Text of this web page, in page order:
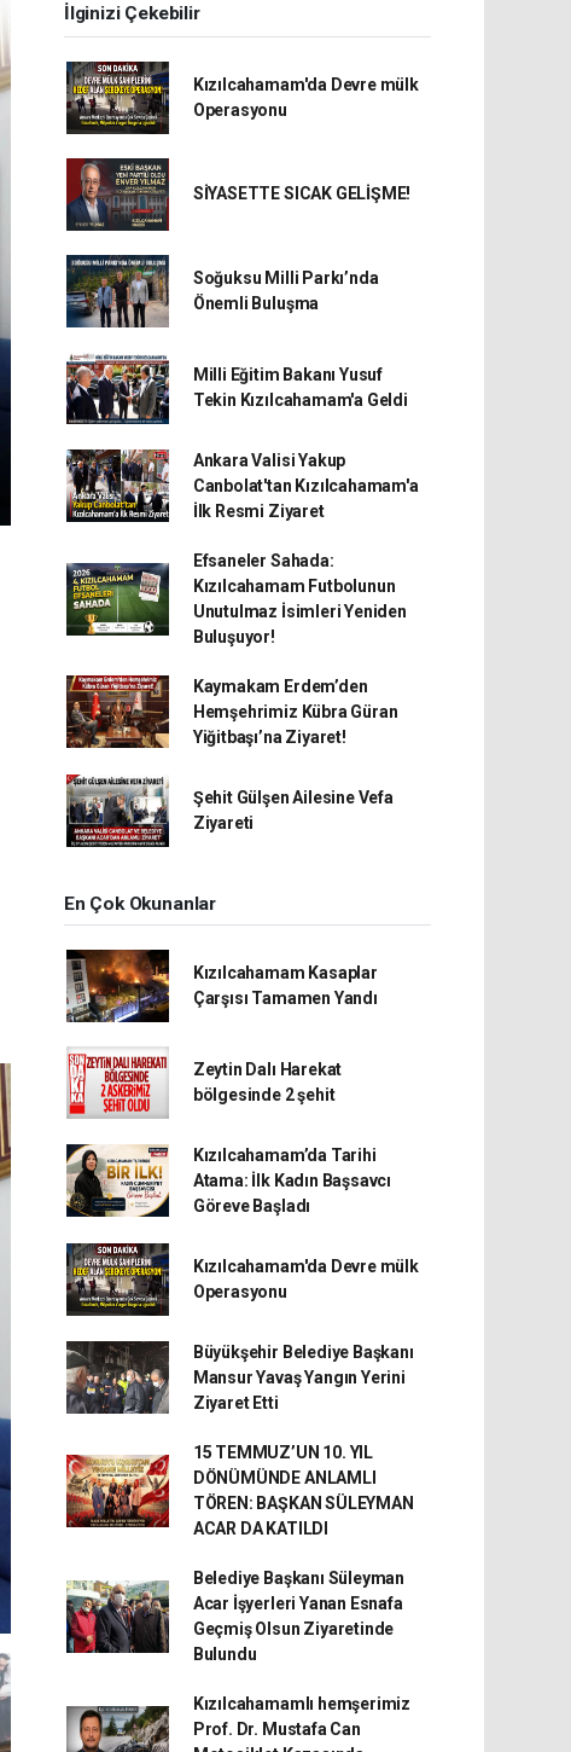
İlginizi Çekebilir
Kızılcahamam'da Devre mülk
Operasyonu
SİYASETTE SICAK GELİŞME!
Soğuksu Milli Parkı’nda
Önemli Buluşma
Milli Eğitim Bakanı Yusuf
Tekin Kızılcahamam'a Geldi
Ankara Valisi Yakup
Canbolat'tan Kızılcahamam'a
İlk Resmi Ziyaret
Efsaneler Sahada:
Kızılcahamam Futbolunun
Unutulmaz İsimleri Yeniden
Buluşuyor!
Kaymakam Erdem’den
Hemşehrimiz Kübra Güran
Yiğitbaşı’na Ziyaret!
Şehit Gülşen Ailesine Vefa
Ziyareti
En Çok Okunanlar
Kızılcahamam Kasaplar
Çarşısı Tamamen Yandı
Zeytin Dalı Harekat
bölgesinde 2 şehit
Kızılcahamam’da Tarihi
Atama: İlk Kadın Başsavcı
Göreve Başladı
Kızılcahamam'da Devre mülk
Operasyonu
Büyükşehir Belediye Başkanı
Mansur Yavaş Yangın Yerini
Ziyaret Etti
15 TEMMUZ’UN 10. YIL
DÖNÜMÜNDE ANLAMLI
TÖREN: BAŞKAN SÜLEYMAN
ACAR DA KATILDI
Belediye Başkanı Süleyman
Acar İşyerleri Yanan Esnafa
Geçmiş Olsun Ziyaretinde
Bulundu
Kızılcahamamlı hemşerimiz
Prof. Dr. Mustafa Can